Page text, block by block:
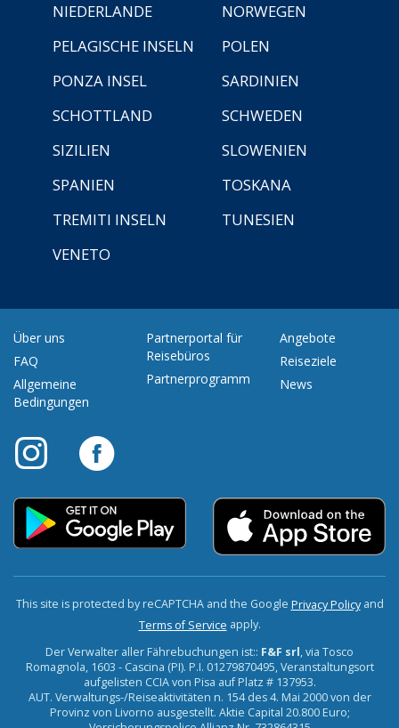
NIEDERLANDE
NORWEGEN
PELAGISCHE INSELN
POLEN
PONZA INSEL
SARDINIEN
SCHOTTLAND
SCHWEDEN
SIZILIEN
SLOWENIEN
SPANIEN
TOSKANA
TREMITI INSELN
TUNESIEN
VENETO
Über uns
FAQ
Allgemeine
Bedingungen
Partnerportal für
Reisebüros
Partnerprogramm
Angebote
Reiseziele
News
This site is protected by reCAPTCHA and the Google Privacy Policyand
Terms of Service apply.
Der Verwalter aller Fährebuchungen ist:: F&F srl, via Tosco
Romagnola, 1603 - Cascina (PI). P.I. 01279870495, Veranstaltungsort
aufgelisten CCIA von Pisa auf Platz # 137953.
AUT. Verwaltungs-/Reiseaktivitäten n. 154 des 4. Mai 2000 von der
Provinz von Livorno ausgestellt. Aktie Capital 20.800 Euro;